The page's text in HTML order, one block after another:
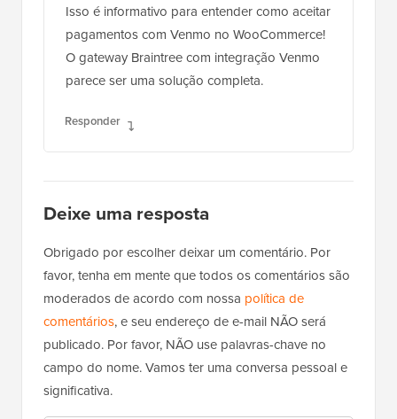
Isso é informativo para entender como aceitar
pagamentos com Venmo no WooCommerce!
O gateway Braintree com integração Venmo
parece ser uma solução completa.
Responder
Deixe uma resposta
Obrigado por escolher deixar um comentário. Por
favor, tenha em mente que todos os comentários são
moderados de acordo com nossa política de
comentários, e seu endereço de e-mail NÃO será
publicado. Por favor, NÃO use palavras-chave no
campo do nome. Vamos ter uma conversa pessoal e
significativa.